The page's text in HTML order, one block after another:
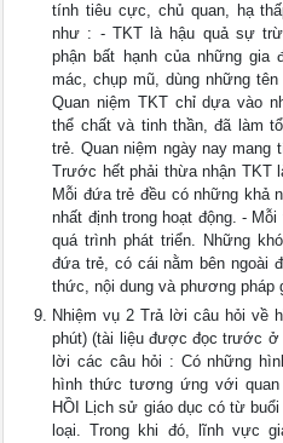
tính tiêu cực, chủ quan, hạ
như : - TKT là hậu quả sự
phận bất hạnh của những
mác, chụp mũ, dùng những
Quan niệm TKT chỉ dựa vào
thể chất và tinh thần, đã làm
trẻ. Quan niệm ngày nay
Trước hết phải thừa nhận TKT
Mỗi đứa trẻ đều có những khả
nhất định trong hoạt động. -
quá trình phát triển. Những
đứa trẻ, có cái nằm bên ngoài
thức, nội dung và phương pháp
Nhiệm vụ 2 Trả lời câu hỏi về
phút) (tài liệu được đọc trước
lời các câu hỏi : Có những
hình thức tương ứng với quan
HỒI Lịch sử giáo dục có từ
loại. Trong khi đó, lĩnh vực